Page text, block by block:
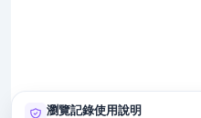
瀏覽記錄使用說明